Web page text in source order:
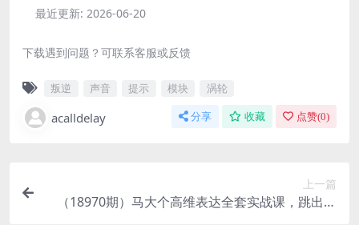
最近更新: 2026-06-20
下载遇到问题？可联系客服或反馈
叛逆 声音 提示 模块 涡轮
acalldelay 分享 收藏 点赞(0)
上一篇
（18970期）马大个高维表达全套实战课，跳出普